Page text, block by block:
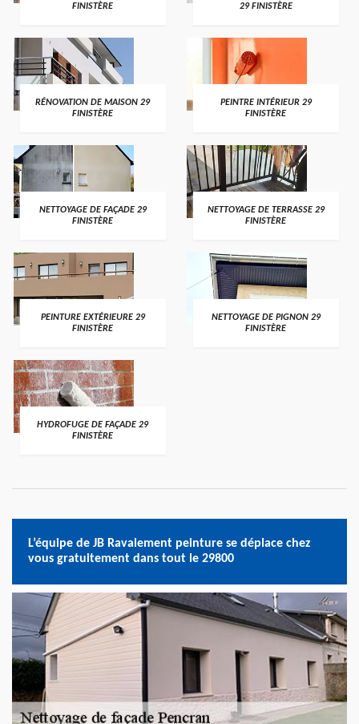
FINISTÈRE
29 FINISTÈRE
RÉNOVATION DE MAISON 29
FINISTÈRE
PEINTRE INTÉRIEUR 29
FINISTÈRE
NETTOYAGE DE FAÇADE 29
FINISTÈRE
NETTOYAGE DE TERRASSE 29
FINISTÈRE
PEINTURE EXTÉRIEURE 29
FINISTÈRE
NETTOYAGE DE PIGNON 29
FINISTÈRE
HYDROFUGE DE FAÇADE 29
FINISTÈRE
L’équipe de JB Ravalement peinture se déplace chez
vous gratuitement dans tout le 29800